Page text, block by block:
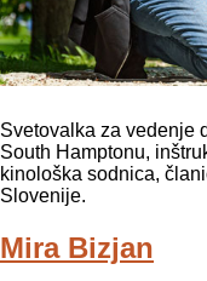
Svetovalka za vedenje
South Hamptonu,
kinološka sodnica,
Slovenije.
Mira Bizjan